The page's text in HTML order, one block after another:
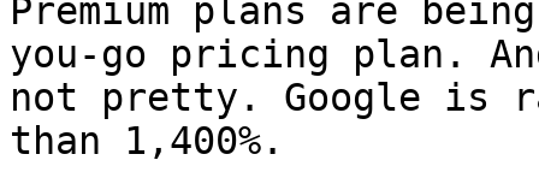
Premium plans are
you-go pricing plan.
not pretty. Google is
than 1,400%.